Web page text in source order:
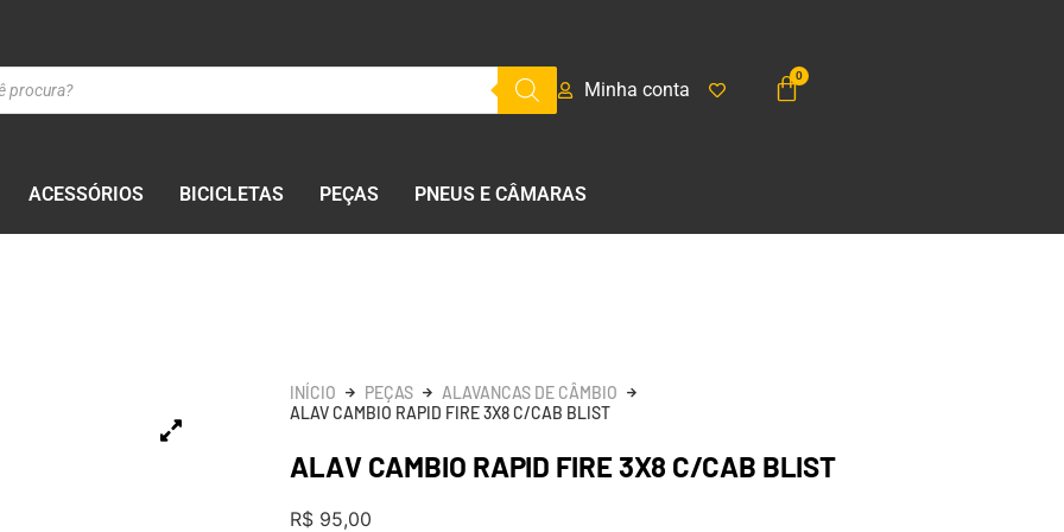
Minha conta
ACESSÓRIOS BICICLETAS PEÇAS PNEUS E CÂMARAS
INÍCIO PEÇAS
ALAVANCAS DE CÂMBIO
ALAV CAMBIO RAPID FIRE 3X8 C/CAB BLIST
ALAV CAMBIO RAPID FIRE 3X8 C/CAB BLIST
R$ 95,00